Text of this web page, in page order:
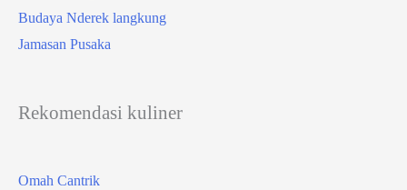
Budaya Nderek langkung
Jamasan Pusaka
Rekomendasi kuliner
Omah Cantrik